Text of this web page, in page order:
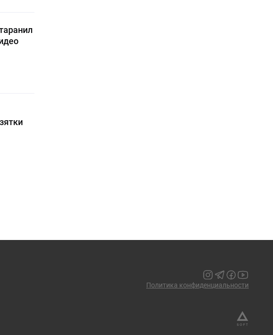
Политика конфиденциальности